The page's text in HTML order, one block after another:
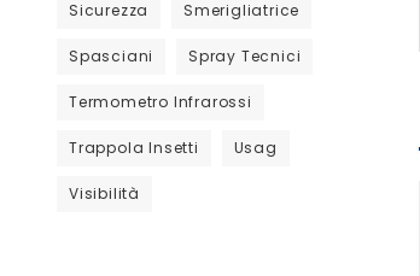
Sicurezza Smerigliatrice
Spasciani Spray Tecnici
Termometro Infrarossi
Trappola Insetti Usag
Visibilità